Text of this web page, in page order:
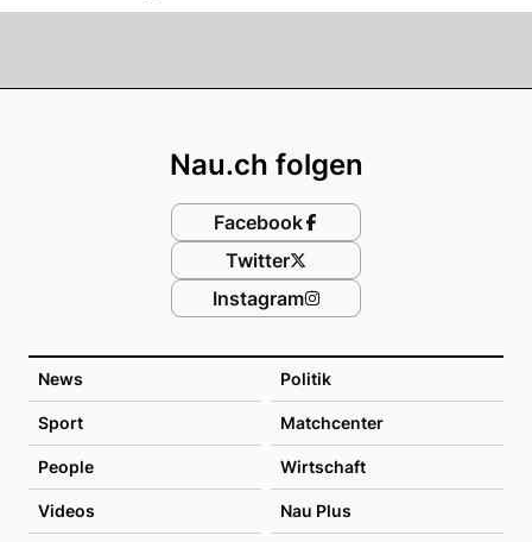
News Politik
Sport Matchcenter
People Wirtschaft
Videos Nau Plus
Nau.ch folgen
Facebook
Twitter
Instagram